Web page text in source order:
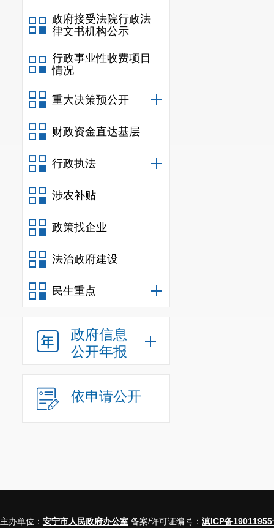
政府接受法院行政法
律文书机构公示
行政事业性收费项目
情况
重大决策预公开
财政资金直达基层
行政执法
涉农补贴
政策找企业
法治政府建设
民生重点
政府信息
公开年报
依申请公开
主办单位： 安宁市人民政府办公室 备案/许可证编号： 滇ICP备